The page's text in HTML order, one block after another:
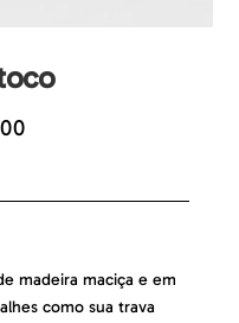
R$ 5.159,00
madeira maciça e em
como sua trava